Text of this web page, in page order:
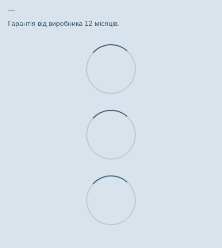
Гарантія від виробника 12 місяців.